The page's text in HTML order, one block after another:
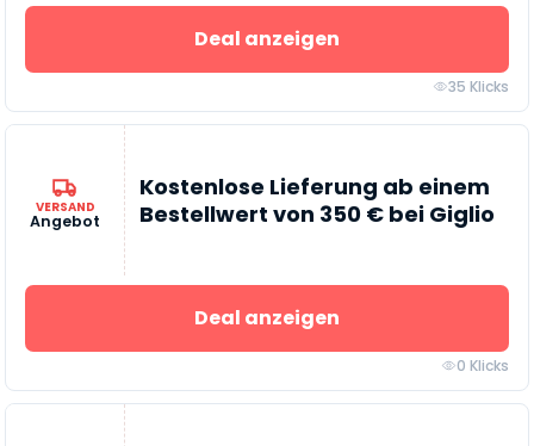
Deal anzeigen
35 Klicks
VERSAND
Angebot
Kostenlose Lieferung ab einem
Bestellwert von 350 € bei Giglio
Deal anzeigen
0 Klicks